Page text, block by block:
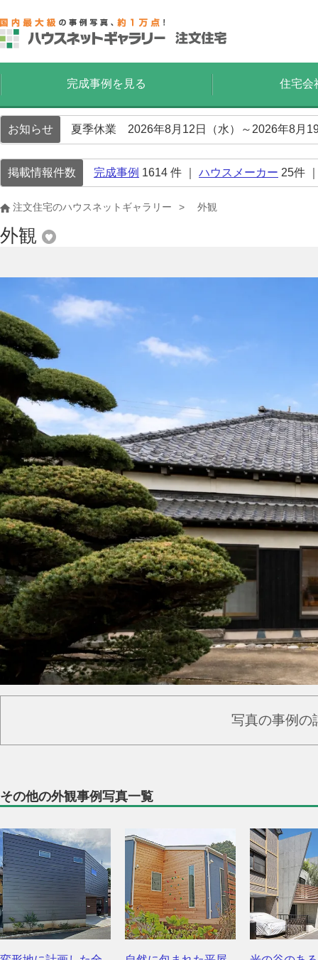
完成事例を見る 住宅会
お知らせ 夏季休業 2026年8月12日（水）～2026年8月
掲載情報件数 完成事例 1614 件 ｜ ハウスメーカー 25件
注文住宅のハウスネットギャラリー 外観
外観
写真の事例の
その他の外観事例写真一覧